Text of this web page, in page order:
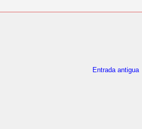
Entrada antigua